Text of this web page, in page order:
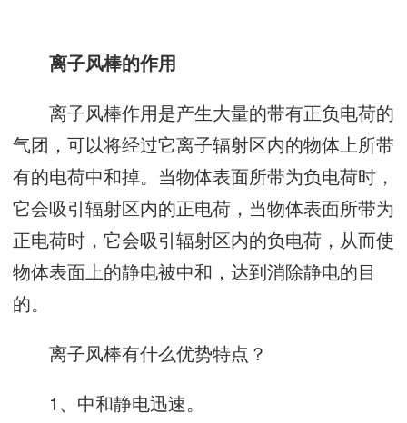
离子风棒的作用
离子风棒作用是产生大量的带有正负电荷的
气团，可以将经过它离子辐射区内的物体上所带
有的电荷中和掉。当物体表面所带为负电荷时，
它会吸引辐射区内的正电荷，当物体表面所带为
正电荷时，它会吸引辐射区内的负电荷，从而使
物体表面上的静电被中和，达到消除静电的目
的。
离子风棒有什么优势特点？
1、中和静电迅速。